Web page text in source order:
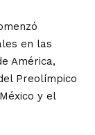
en las
América,
Preolímpico
y el